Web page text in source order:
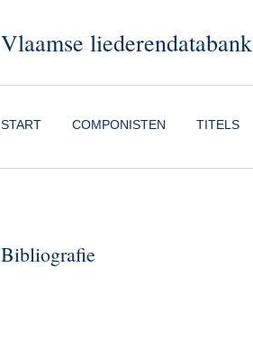
Vlaamse liederendatabank
START COMPONISTEN TITELS
Bibliografie